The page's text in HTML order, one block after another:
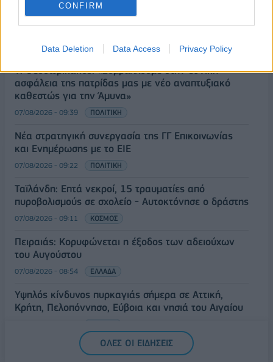
CONFIRM
Data Deletion Data Access Privacy Policy
Χρ. Δήμας: «Προχωρούν τα έργα σε όλο το μήκος
07/08/2026 - 09:50 ΠΟΛΙΤΙΚΗ
Τ. Θεοδωρικάκος: «Συμβάλλουμε στην εθνική
ασφάλεια της πατρίδας μας με νέο αναπτυξιακό
καθεστώς για την Άμυνα»
07/08/2026 - 09:39 ΠΟΛΙΤΙΚΗ
Νέα στρατηγική συνεργασία της ΓΓ Επικοινωνίας
και Ενημέρωσης με το ΕΙΕ
07/08/2026 - 09:22 ΠΟΛΙΤΙΚΗ
Ταϊλάνδη: Επτά νεκροί, 15 τραυματίες από
πυροβολισμούς σε σχολείο - Αυτοκτόνησε ο δράστης
07/08/2026 - 09:11 ΚΟΣΜΟΣ
Πειραιάς: Κορυφώνεται η έξοδος των αδειούχων
του Αυγούστου
07/08/2026 - 08:54 ΕΛΛΑΔΑ
Υψηλός κίνδυνος πυρκαγιάς σήμερα σε Αττική,
Κρήτη, Πελοπόννησο, Εύβοια και νησιά του Αιγαίου
ΟΛΕΣ ΟΙ ΕΙΔΗΣΕΙΣ